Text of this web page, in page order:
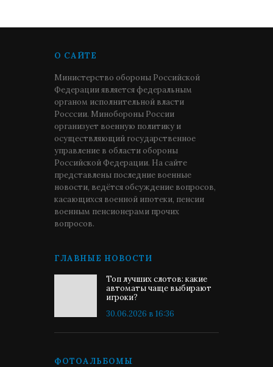
О САЙТЕ
Министерство обороны Российской
Федерации является федеральным
органом исполнительной власти
Росссии. Минобороны России
организует военную политику и
осуществляющий государственное
управление в области обороны
Российской Федерации. На сайте
представлены последние военные
новости, ведётся обсуждение вопросов,
касающихся военной ипотеки, пенсии
военным пенсионерами прочих
вопросов.
ГЛАВНЫЕ НОВОСТИ
Топ лучших слотов: какие
автоматы чаще выбирают
игроки?
30.06.2026 в 16:36
ФОТОАЛЬБОМЫ